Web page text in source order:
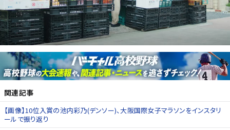
関連記事
【画像】10位入賞の池内彩乃(デンソー)、大阪国際女子マラソンをインスタリ
ールで振り返り